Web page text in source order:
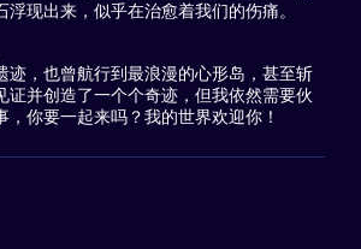
浮现出来，似乎在治愈着我们的伤痛。
迹，也曾航行到最浪漫的心形岛，甚至斩
证并创造了一个个奇迹，但我依然需要伙
，你要一起来吗？我的世界欢迎你！